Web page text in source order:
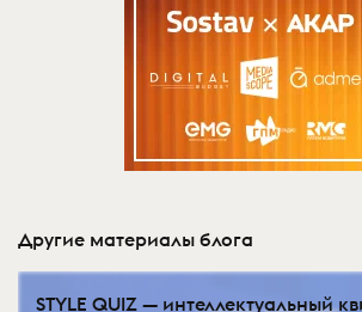
Другие материалы блога
STYLE QUIZ — интеллектуальный